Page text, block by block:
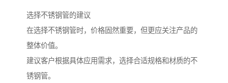
选择不锈钢管的建议
在选择不锈钢管时，价格固然重要，但更应关注产品的
整体价值。
建议客户根据具体应用需求，选择合适规格和材质的不
锈钢管。